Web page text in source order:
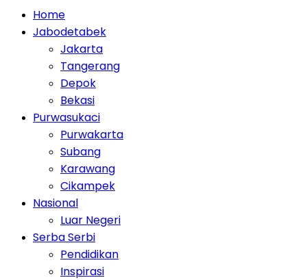
Home
Jabodetabek
Jakarta
Tangerang
Depok
Bekasi
Purwasukaci
Purwakarta
Subang
Karawang
Cikampek
Nasional
Luar Negeri
Serba Serbi
Pendidikan
Inspirasi